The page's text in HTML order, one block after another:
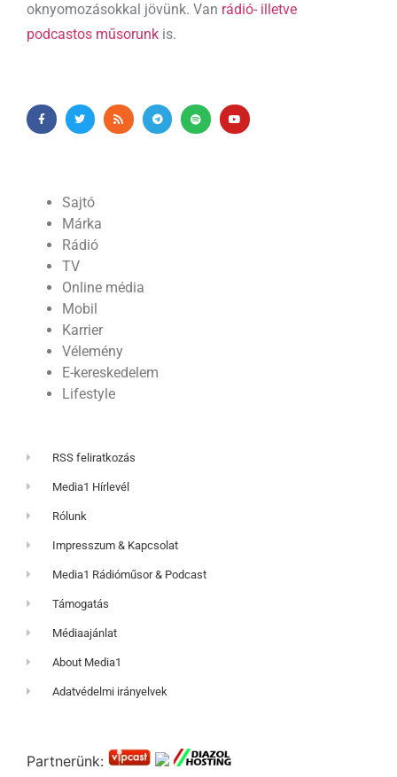
oknyomozásokkal jövünk. Van rádió- illetve
podcastos műsorunk is.
Sajtó
Márka
Rádió
TV
Online média
Mobil
Karrier
Vélemény
E-kereskedelem
Lifestyle
RSS feliratkozás
Media1 Hírlevél
Rólunk
Impresszum & Kapcsolat
Media1 Rádióműsor & Podcast
Támogatás
Médiaajánlat
About Media1
Adatvédelmi irányelvek
Partnerünk: